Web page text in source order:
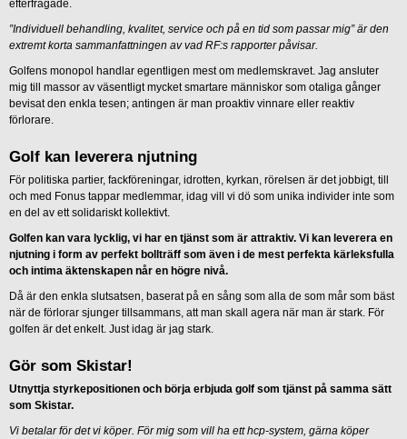
efterfrågade.
”Individuell behandling, kvalitet, service och på en tid som passar mig” är den
extremt korta sammanfattningen av vad RF:s rapporter påvisar.
Golfens monopol handlar egentligen mest om medlemskravet. Jag ansluter
mig till massor av väsentligt mycket smartare människor som otaliga gånger
bevisat den enkla tesen; antingen är man proaktiv vinnare eller reaktiv
förlorare.
Golf kan leverera njutning
För politiska partier, fackföreningar, idrotten, kyrkan, rörelsen är det jobbigt, till
och med Fonus tappar medlemmar, idag vill vi dö som unika individer inte som
en del av ett solidariskt kollektivt.
Golfen kan vara lycklig, vi har en tjänst som är attraktiv. Vi kan leverera en
njutning i form av perfekt bollträff som även i de mest perfekta kärleksfulla
och intima äktenskapen når en högre nivå.
Då är den enkla slutsatsen, baserat på en sång som alla de som mår som bäst
när de förlorar sjunger tillsammans, att man skall agera när man är stark. För
golfen är det enkelt. Just idag är jag stark.
Gör som Skistar!
Utnyttja styrkepositionen och börja erbjuda golf som tjänst på samma sätt
som Skistar.
Vi betalar för det vi köper. För mig som vill ha ett hcp-system, gärna köper